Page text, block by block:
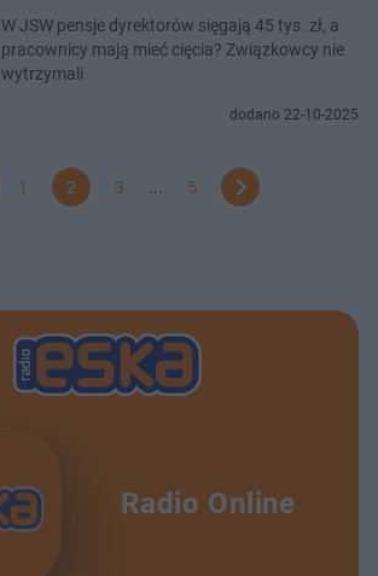
W JSW pensje dyrektorów sięgają 45 tys. zł, a
pracownicy mają mieć cięcia? Związkowcy nie
wytrzymali
dodano 22-10-2025
1 2 3 5
Radio Online